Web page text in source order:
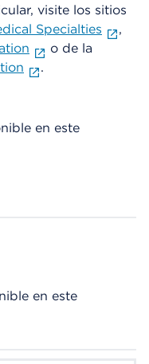
visite los sitios
Specialties
,
o de la
.
en este
en este